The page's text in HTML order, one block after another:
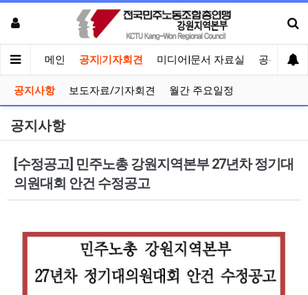
메인 공지|기자회견 미디어|문서 자료실 공유게시
공지사항 보도자료/기자회견 월간 주요일정
공지사항
[수정공고] 민주노총 강원지역본부 27년차 정기대
의원대회 안건 수정공고